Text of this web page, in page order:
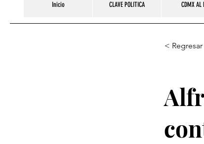
Inicio CLAVE POLITICA CDMX AL
< Regresar